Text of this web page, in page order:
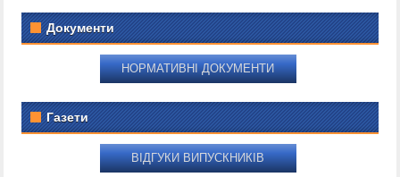
Документи
НОРМАТИВНІ ДОКУМЕНТИ
Газети
ВІДГУКИ ВИПУСКНИКІВ